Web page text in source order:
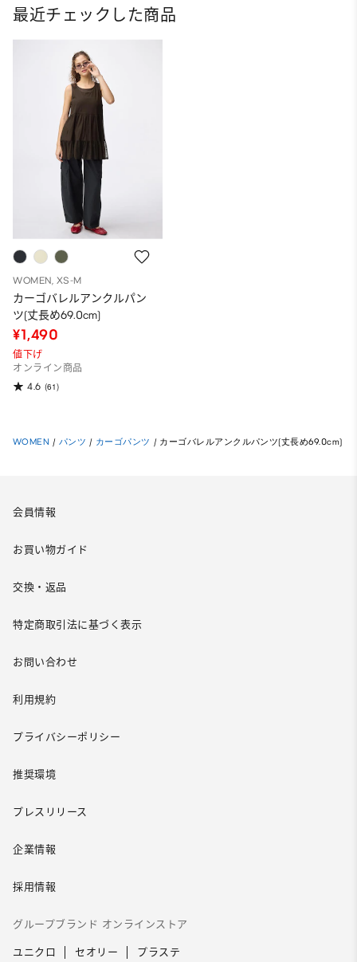
最近チェックした商品
WOMEN, XS-M
カーゴバレルアンクルパン
ツ(丈長め69.0cm)
¥1,490
値下げ
オンライン商品
4.6 (61)
WOMEN / パンツ / カーゴパンツ / カーゴバレルアンクルパンツ(丈長め69.0cm)
会員情報
お買い物ガイド
交換・返品
特定商取引法に基づく表示
お問い合わせ
利用規約
プライバシーポリシー
推奨環境
プレスリリース
企業情報
採用情報
グループブランド オンラインストア
ユニクロ セオリー プラステ